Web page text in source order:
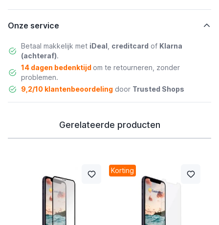
Onze service
Betaal makkelijk met iDeal creditcard of Klarna
(achteraf).
14 dagen bedenktijd om te retourneren, zonder
problemen.
9,2/10 klantenbeoordelingdoor Trusted Shops
Gerelateerde producten
Korting